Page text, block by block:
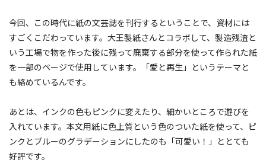
今回、この時代に紙の文芸誌を刊行するということで、資材には
すごくこだわっています。大王製紙さんとコラボして、製造残渣と
いう工場で物を作った後に残って廃棄する部分を使って作られた紙
を一部のページで使用しています。「愛と再生」というテーマと
も絡めているんです。
あとは、インクの色もピンクに変えたり、細かいところで遊びを
入れています。本文用紙に色上質という色のついた紙を使って、ピ
ンクとブルーのグラデーションにしたのも「可愛い！」ととても
好評です。